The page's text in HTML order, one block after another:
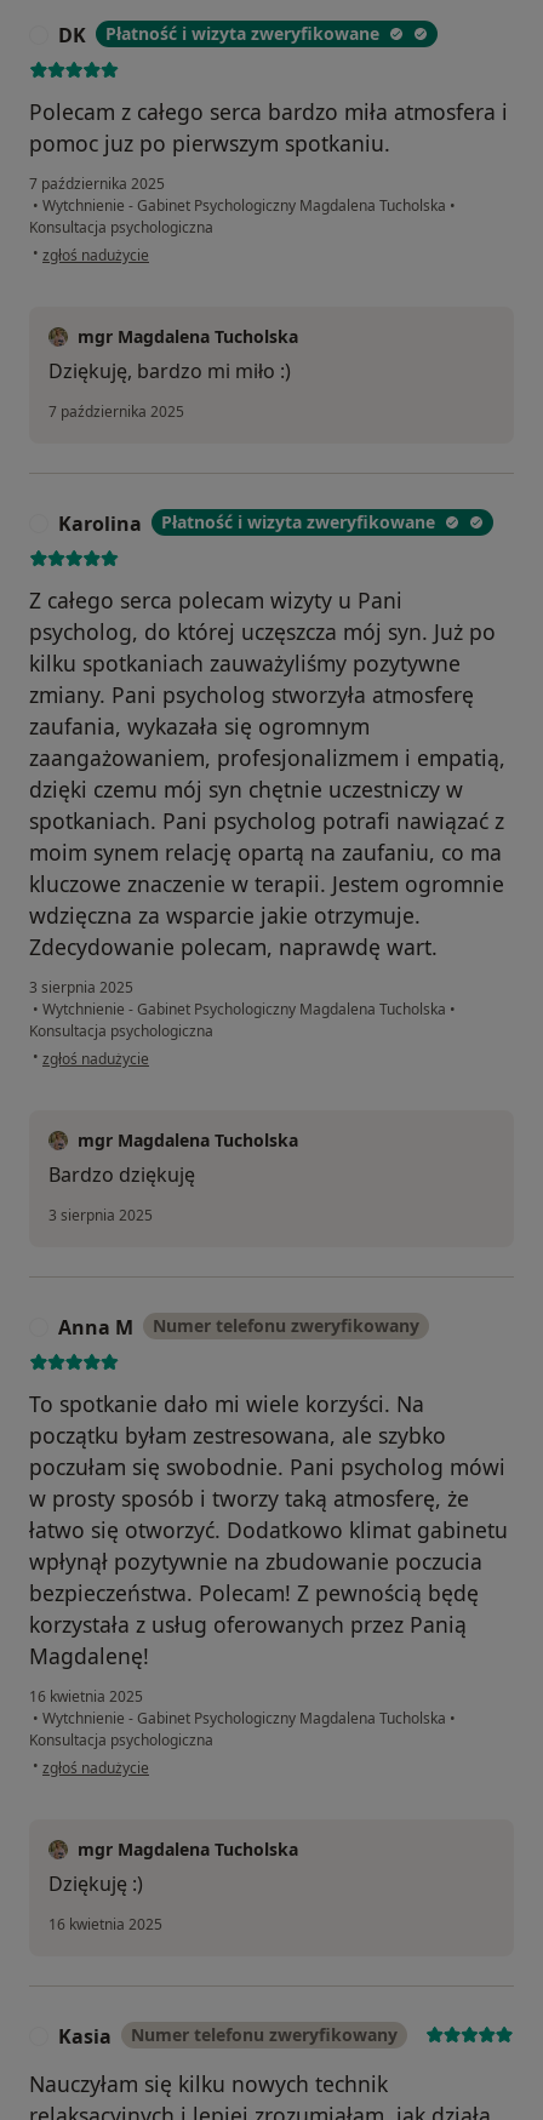
DK Płatność i wizyta zweryfikowane
Polecam z całego serca bardzo miła atmosfera i
pomoc juz po pierwszym spotkaniu.
7 października 2025
• Wytchnienie - Gabinet Psychologiczny Magdalena Tucholska •
Konsultacja psychologiczna
• w opinii użytkownika DK
zgłoś nadużycie
mgr Magdalena Tucholska
Dziękuję, bardzo mi miło :)
7 października 2025
Karolina Płatność i wizyta zweryfikowane
Z całego serca polecam wizyty u Pani
psycholog, do której uczęszcza mój syn. Już po
kilku spotkaniach zauważyliśmy pozytywne
zmiany. Pani psycholog stworzyła atmosferę
zaufania, wykazała się ogromnym
zaangażowaniem, profesjonalizmem i empatią,
dzięki czemu mój syn chętnie uczestniczy w
spotkaniach. Pani psycholog potrafi nawiązać z
moim synem relację opartą na zaufaniu, co ma
kluczowe znaczenie w terapii. Jestem ogromnie
wdzięczna za wsparcie jakie otrzymuje.
Zdecydowanie polecam, naprawdę wart.
3 sierpnia 2025
• Wytchnienie - Gabinet Psychologiczny Magdalena Tucholska •
Konsultacja psychologiczna
• w opinii użytkownika Karolina
zgłoś nadużycie
mgr Magdalena Tucholska
Bardzo dziękuję
3 sierpnia 2025
Anna M Numer telefonu zweryfikowany
To spotkanie dało mi wiele korzyści. Na
początku byłam zestresowana, ale szybko
poczułam się swobodnie. Pani psycholog mówi
w prosty sposób i tworzy taką atmosferę, że
łatwo się otworzyć. Dodatkowo klimat gabinetu
wpłynął pozytywnie na zbudowanie poczucia
bezpieczeństwa. Polecam! Z pewnością będę
korzystała z usług oferowanych przez Panią
Magdalenę!
16 kwietnia 2025
• Wytchnienie - Gabinet Psychologiczny Magdalena Tucholska •
Konsultacja psychologiczna
• w opinii użytkownika Anna M
zgłoś nadużycie
mgr Magdalena Tucholska
Dziękuję :)
16 kwietnia 2025
Kasia Numer telefonu zweryfikowany
Nauczyłam się kilku nowych technik